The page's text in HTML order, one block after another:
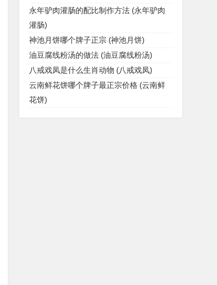
s6s48-nistio-system--/bin/bashistio-
永年驴肉灌肠的配比制作方法 (永年驴肉
灌肠)
神池月饼哪个牌子正宗 (神池月饼)
油豆腐线粉汤的做法 (油豆腐线粉汤)
八戒戏凤是什么生肖动物 (八戒戏凤)
云南鲜花饼哪个牌子最正宗价格 (云南鲜
花饼)